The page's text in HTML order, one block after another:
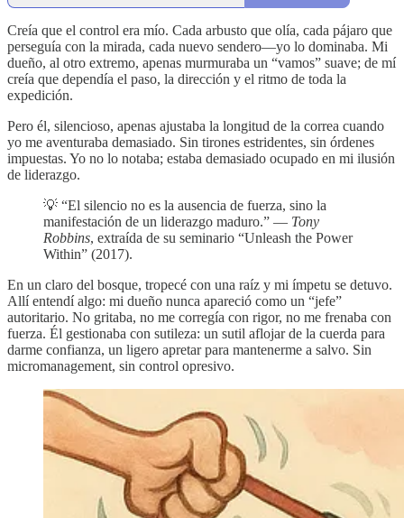
Creía que el control era mío. Cada arbusto que olía, cada pájaro que
perseguía con la mirada, cada nuevo sendero—yo lo dominaba. Mi
dueño, al otro extremo, apenas murmuraba un “vamos” suave; de mí
creía que dependía el paso, la dirección y el ritmo de toda la
expedición.
Pero él, silencioso, apenas ajustaba la longitud de la correa cuando
yo me aventuraba demasiado. Sin tirones estridentes, sin órdenes
impuestas. Yo no lo notaba; estaba demasiado ocupado en mi ilusión
de liderazgo.
💡 “El silencio no es la ausencia de fuerza, sino la
manifestación de un liderazgo maduro.” — Tony
Robbins, extraída de su seminario “Unleash the Power
Within” (2017).
En un claro del bosque, tropecé con una raíz y mi ímpetu se detuvo.
Allí entendí algo: mi dueño nunca apareció como un “jefe”
autoritario. No gritaba, no me corregía con rigor, no me frenaba con
fuerza. Él gestionaba con sutileza: un sutil aflojar de la cuerda para
darme confianza, un ligero apretar para mantenerme a salvo. Sin
micromanagement, sin control opresivo.